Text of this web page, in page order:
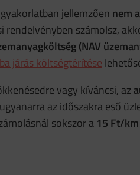
jellemzően nem
rendelvényben számolsz,
(NAV
járás költségtérítése
vagy kíváncsi, az
az időszakra eső
sokszor a 15 Ft/